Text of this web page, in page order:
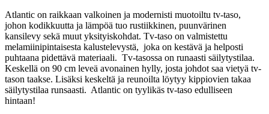
Atlantic on raikkaan valkoinen ja modernisti muotoiltu tv-taso,
johon kodikkuutta ja lämpöä tuo rustiikkinen, puunvärinen
kansilevy sekä muut yksityiskohdat. Tv-taso on valmistettu
melamiinipintaisesta kalustelevystä, joka on kestävä ja helposti
puhtaana pidettävä materiaali. Tv-tasossa on runaasti säilytystilaa.
Keskellä on 90 cm leveä avonainen hylly, josta johdot saa vietyä tv-
tason taakse. Lisäksi keskeltä ja reunoilta löytyy kippiovien takaa
säilytystilaa runsaasti. Atlantic on tyylikäs tv-taso edulliseen
hintaan!